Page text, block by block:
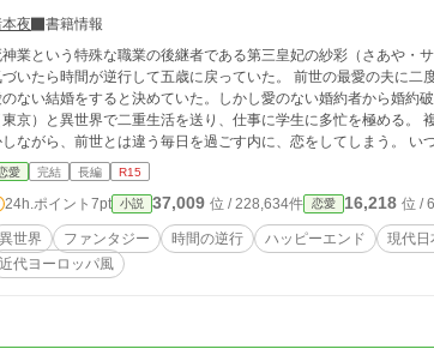
夜
書籍情報
業という特殊な職業の後継者である第三皇妃の紗彩（さあや・
たら時間が逆行して五歳に戻っていた。 前世の最愛の夫に二度と関わらないことを神に約束した紗彩は、現世では恋を諦め、
ない結婚をすると決めていた。しかし愛のない婚約者から婚約破棄されてしまう。 現世で伯爵令
京）と異世界で二重生活を送り、仕事に学生に多忙を極める。
がら、前世とは違う毎日を過ごす内に、恋をしてしまう。 いつのまにか溺愛に順応させられ苦悩する。また人を愛してもいい
ろうか。 愛した人との幸せを願う紗彩に、色んな思惑が錯綜す
たのは誰なのだろうか。 ※ラストまで構想済みですので、完結保証します 溺愛 × ブラコンシス
若干サスペンス風 でお送り致します。 東京などの場所は、全て架空の場所です。 基本は紗彩（主人公）視点、主人公以
外の視点は記載しております。 ※小説家になろう様、カクヨム
愛 完結 長編 R15
24h.ポイント 7pt 小説 37,009 位 / 228,634件 恋愛 16,218 位 /
異世界 ファンタジー 時間の逆行 ハッピーエンド 現代日
近代ヨーロッパ風